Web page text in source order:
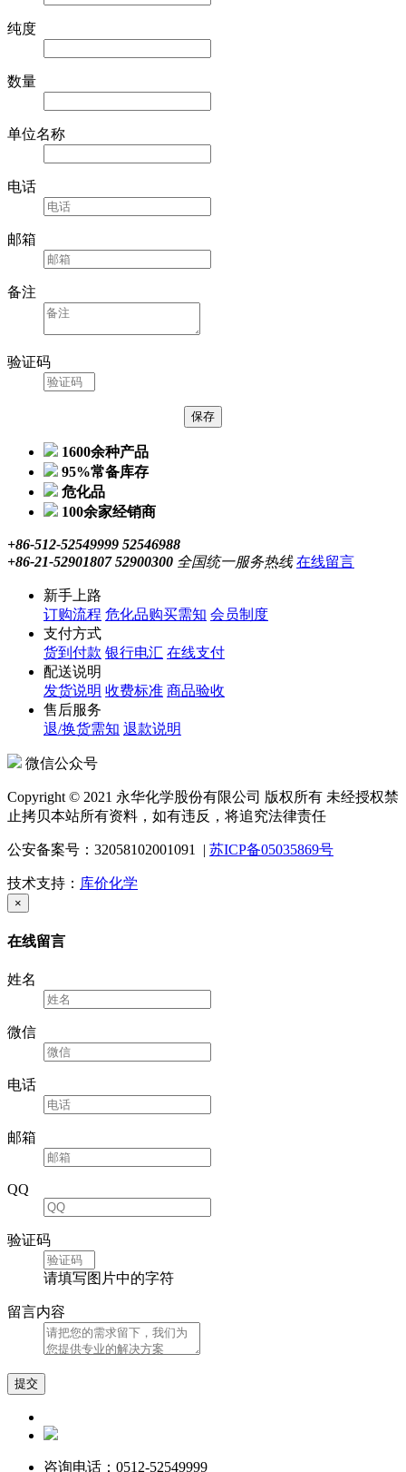
纯度
数量
单位名称
电话
邮箱
备注
验证码
1600余种产品
95%常备库存
危化品
100余家经销商
+86-512-52549999 52546988
+86-21-52901807 52900300 全国统一服务热线在线留言
新手上路
订购流程 危化品购买需知 会员制度
支付方式
货到付款 银行电汇 在线支付
配送说明
发货说明 收费标准 商品验收
售后服务
退/换货需知 退款说明
微信公众号
Copyright © 2021 永华化学股份有限公司 版权所有 未经授权禁
止拷贝本站所有资料，如有违反，将追究法律责任
公安备案号：32058102001091 | 苏ICP备05035869号
技术支持： 库价化学
×
在线留言
姓名
微信
电话
邮箱
QQ
验证码
请填写图片中的字符
留言内容
咨询电话：0512-52549999